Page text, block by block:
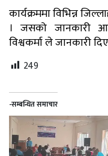
कार्यक्रममा विभिन्न
। जसको जानकारी
विश्वकर्मा ले जानकारी
249
-सम्बन्धित समाचार